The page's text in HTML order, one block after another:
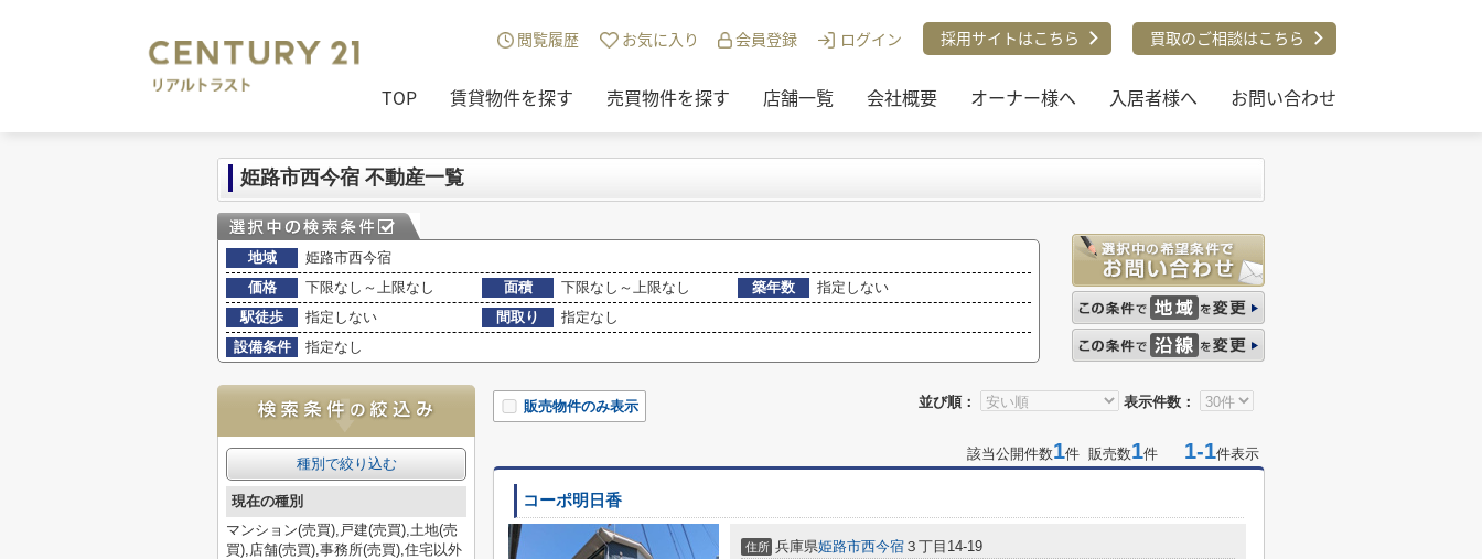
閲覧履歴 お気に入り 会員登録 ログイン 採用サイトはこちら 買取のご相談はこちら
TOP 賃貸物件を探す 売買物件を探す 店舗一覧 会社概要 オーナー様へ 入居者様へ お問い合わせ
姫路市西今宿 不動産一覧
地域
姫路市西今宿
価格
下限なし～上限なし 面積 下限なし～上限なし 築年数
指定しない
駅徒歩
指定しない 間取り
指定なし
設備条件
指定なし
並び順： 表示件数：
販売物件のみ表示
該当公開件数1件 販売数1件 1-1件表示
コーポ明日香
住所 兵庫県姫路市西今宿 ３丁目14-19
種別で絞り込む
現在の種別
マンション(売買),戸建(売買),土地(売
買),店舗(売買),事務所(売買),住宅以外